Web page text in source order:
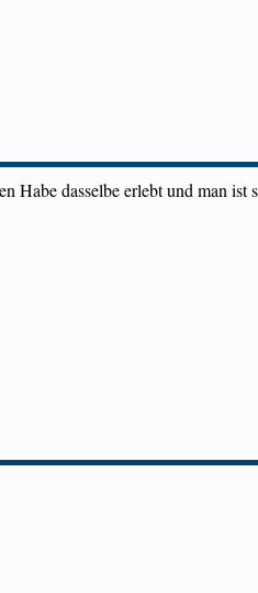
Habe dasselbe erlebt und man ist